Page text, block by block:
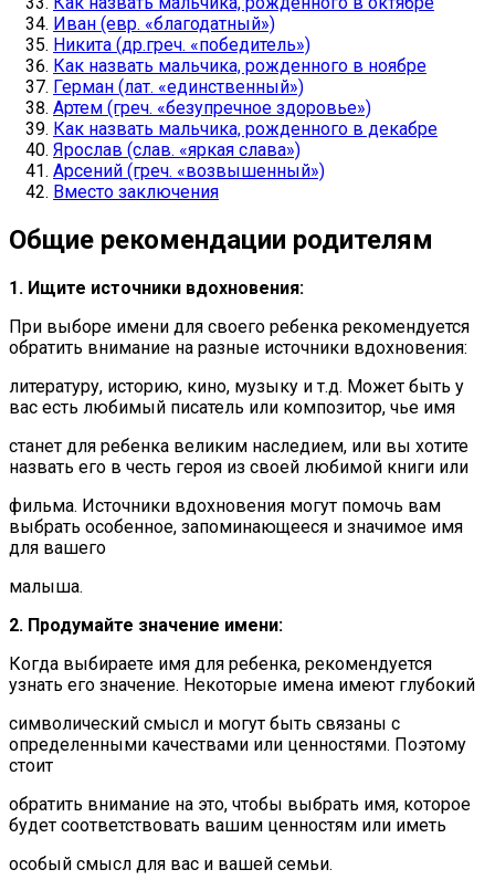
Иван (евр. «благодатный»)
Никита (др.греч. «победитель»)
Как назвать мальчика, рожденного в ноябре
Герман (лат. «единственный»)
Артем (греч. «безупречное здоровье»)
Как назвать мальчика, рожденного в декабре
Ярослав (слав. «яркая слава»)
Арсений (греч. «возвышенный»)
Вместо заключения
Общие рекомендации родителям
1. Ищите источники вдохновения:
При выборе имени для своего ребенка рекомендуется
обратить внимание на разные источники вдохновения:
литературу, историю, кино, музыку и т.д. Может быть у
вас есть любимый писатель или композитор, чье имя
станет для ребенка великим наследием, или вы хотите
назвать его в честь героя из своей любимой книги или
фильма. Источники вдохновения могут помочь вам
выбрать особенное, запоминающееся и значимое имя
для вашего
малыша.
2. Продумайте значение имени:
Когда выбираете имя для ребенка, рекомендуется
узнать его значение. Некоторые имена имеют глубокий
символический смысл и могут быть связаны с
определенными качествами или ценностями. Поэтому
стоит
обратить внимание на это, чтобы выбрать имя, которое
будет соответствовать вашим ценностям или иметь
особый смысл для вас и вашей семьи.